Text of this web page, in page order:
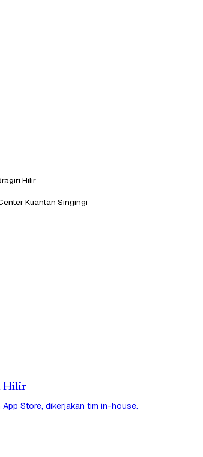
Hilir
Kuantan Singingi
Hilir
Store, dikerjakan tim in-house.